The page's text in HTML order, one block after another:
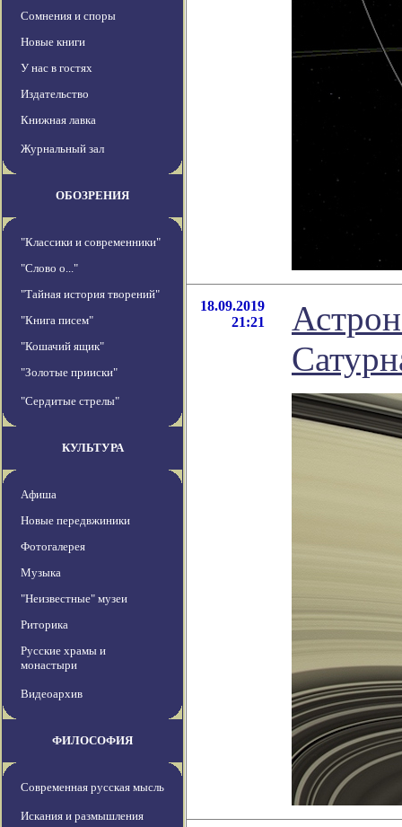
Сомнения и споры
Новые книги
У нас в гостях
Издательство
Книжная лавка
Журнальный зал
ОБОЗРЕНИЯ
"Классики и современники"
"Слово о..."
"Тайная история творений"
"Книга писем"
"Кошачий ящик"
"Золотые прииски"
"Сердитые стрелы"
КУЛЬТУРА
Афиша
Новые передвжиники
Фотогалерея
Музыка
"Неизвестные" музеи
Риторика
Русские храмы и
монастыри
Видеоархив
ФИЛОСОФИЯ
Современная русская мысль
Искания и размышления
18.09.2019
21:21